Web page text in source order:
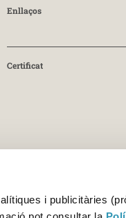
i publicitàries
Enllaços
Certificat